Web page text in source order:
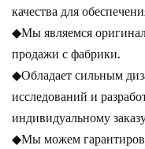
качества для
◆Мы являемся
продажи с фабрики.
◆Обладает сильным
исследований и
индивидуальному
◆Мы можем